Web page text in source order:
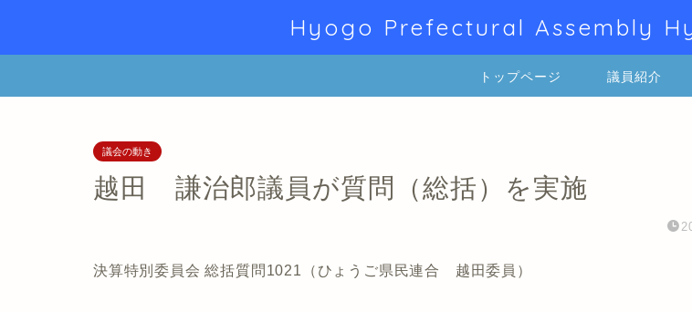
Hyogo Prefectural Assembly
トップページ 議員紹介
議会の動き
越田 謙治郎議員が質問（総括）を実施
決算特別委員会 総括質問1021（ひょうご県民連合 越田委員）